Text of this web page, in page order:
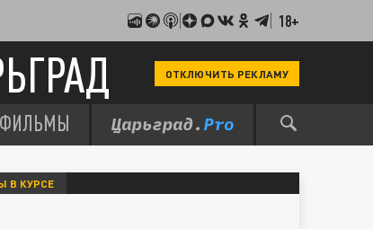
18+
ОТКЛЮЧИТЬ РЕКЛАМУ
ФИЛЬМЫ
В КУРСЕ